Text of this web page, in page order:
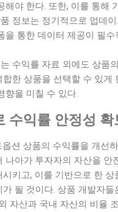
해야 한다. 또한, 이를 통해
정보는 정기적으로 업데
을 통한 데이터 제공이 필수
수익률 자료 외에도 상품
한 상품을 선택할 수 있
향을 미칠 수 있다.
수익률 안정성 확
션 상품의 수익률을 개선
나아가 투자자의 자산을
키고, 이를 기반으로 한
될 것이다. 상품 개발자
자산과 국내 자산의 비율